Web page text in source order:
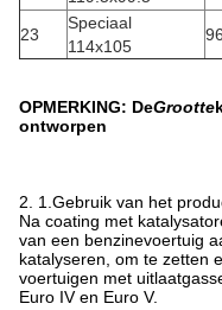
23
Speciaal
114x105
OPMERKING: DeGrootte
ontworpen
2. 1.Gebruik van het
Na coating met
van een benzinevoertuig
katalyseren, om te zetten
voertuigen met
Euro IV en Euro V.